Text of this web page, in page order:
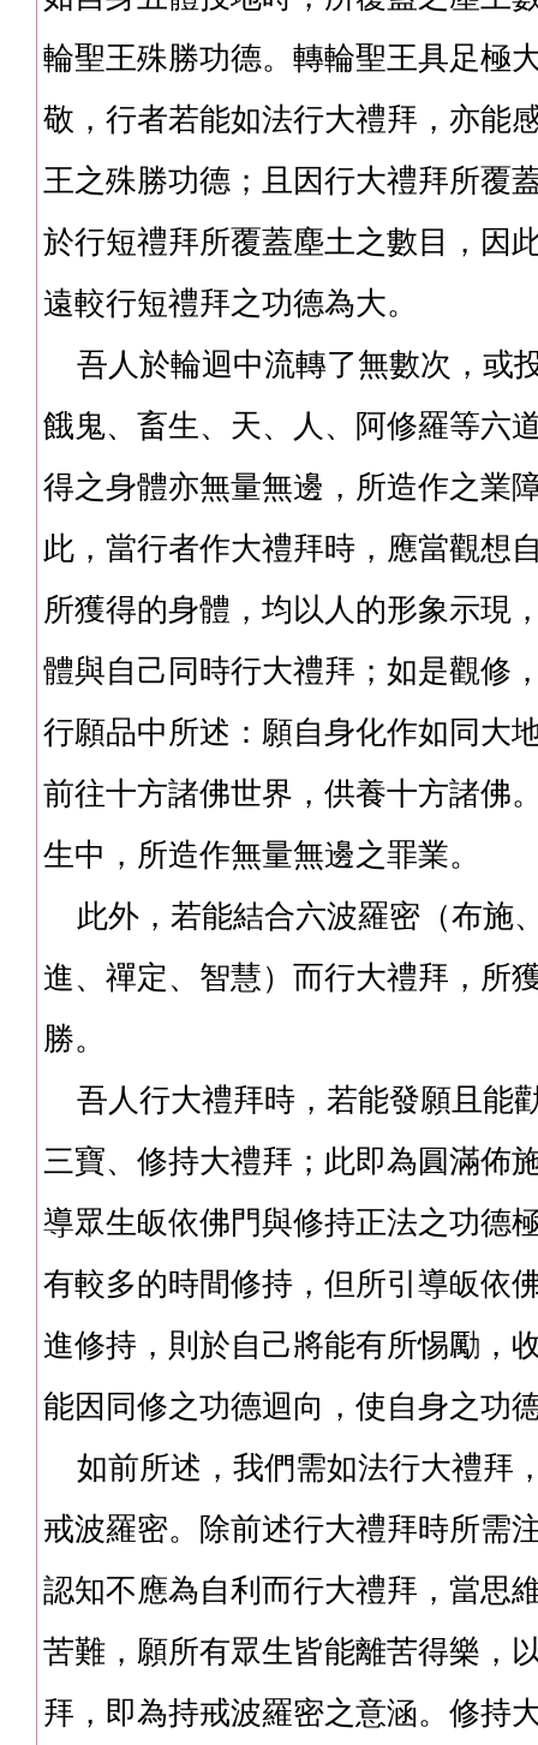
輪聖王殊勝功德。轉輪聖王具足極
敬，行者若能如法行大禮拜，亦能
王之殊勝功德；且因行大禮拜所覆
於行短禮拜所覆蓋塵土之數目，因
遠較行短禮拜之功德為大。
吾人於輪迴中流轉了無數次，或
餓鬼、畜生、天、人、阿修羅等六
得之身體亦無量無邊，所造作之業
此，當行者作大禮拜時，應當觀想
所獲得的身體，均以人的形象示現
體與自己同時行大禮拜；如是觀修
行願品中所述：願自身化作如同大
前往十方諸佛世界，供養十方諸佛
生中，所造作無量無邊之罪業。
此外，若能結合六波羅密（布施
進、禪定、智慧）而行大禮拜，所
勝。
吾人行大禮拜時，若能發願且能
三寶、修持大禮拜；此即為圓滿佈
導眾生皈依佛門與修持正法之功德
有較多的時間修持，但所引導皈依
進修持，則於自己將能有所惕勵，
能因同修之功德迴向，使自身之功
如前所述，我們需如法行大禮拜
戒波羅密。除前述行大禮拜時所需
認知不應為自利而行大禮拜，當思
苦難，願所有眾生皆能離苦得樂，
拜，即為持戒波羅密之意涵。修持